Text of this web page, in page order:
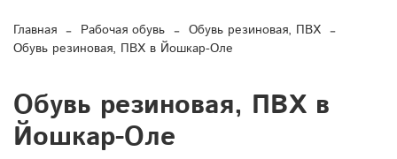
Главная Рабочая обувь
Обувь резиновая, ПВХ
Обувь резиновая, ПВХ в Йошкар-Оле
Обувь резиновая, ПВХ в
Йошкар-Оле